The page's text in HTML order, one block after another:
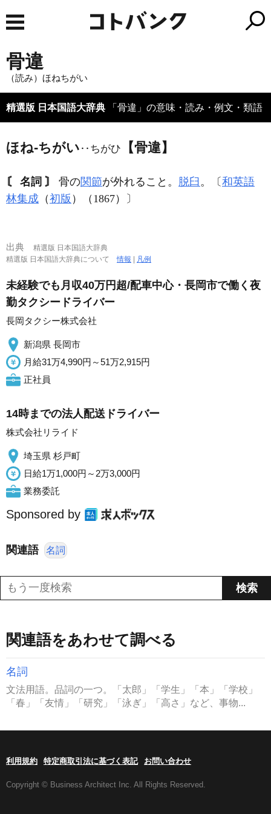
骨違
（読み）ほねちがい
精選版 日本国語大辞典 「骨違」の意味・読み・例文・類語
ほね‐ちがい ‥ちがひ 【骨違】
〘 名詞 〙 骨の関節が外れること。 脱臼 。〔 和英語
林集成 （初版 ）（1867）〕
出典
精選版 日本国語大辞典
精選版 日本国語大辞典について情報 凡例
未経験でも月収40万円超/配車中心・長岡市で働く夜
勤タクシードライバー
長岡タクシー株式会社
新潟県 長岡市
月給31万4,990円～51万2,915円
正社員
14時までの法人配送ドライバー
株式会社リライド
埼玉県 杉戸町
日給1万1,000円～2万3,000円
業務委託
Sponsored by
関連語 名詞
関連語をあわせて調べる
名詞
文法用語。品詞の一つ。「太郎」「学生」「本」「学校」
「春」「友情」「研究」「泳ぎ」「高さ」など、事物...
利用規約 特定商取引法に基づく表記 お問い合わせ
Copyright © Business Architect Inc. All Rights Reserved.